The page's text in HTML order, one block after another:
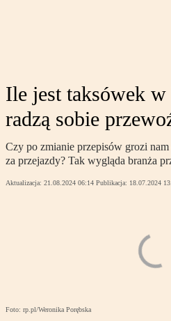
Ile jest taksówek
radzą sobie
Czy po zmianie przepisów grozi
za przejazdy? Tak wygląda branża
Aktualizacja: 21.08.2024 06:14 Publikacja: 18.07.2024
Foto: rp.pl/Weronika Porębska